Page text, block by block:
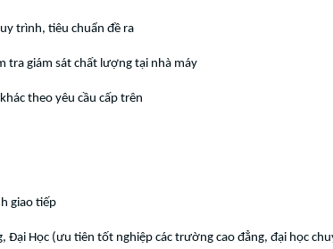
trình, tiêu chuẩn đề ra
tra giám sát chất lượng tại nhà máy
theo yêu cầu cấp trên
giao tiếp
Đại Học (ưu tiên tốt nghiệp các trường cao đẳng, đại học